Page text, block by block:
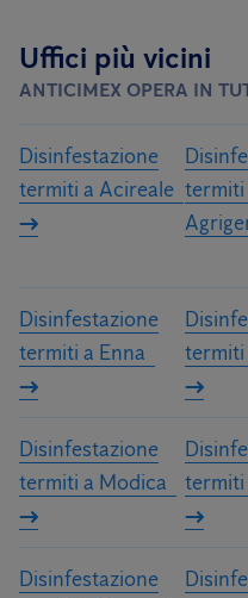
Uffici più vicini
ANTICIMEX OPERA IN
Disinfestazione
termiti a Acireale termiti
Disinfestazione
termiti a Enna
termiti
Disinfestazione
termiti a Modica
termiti
Disinfestazione